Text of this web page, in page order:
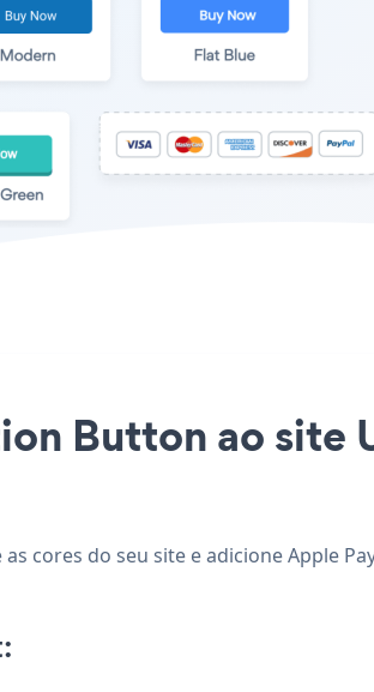
Button ao site
cores do seu site e adicione Apple